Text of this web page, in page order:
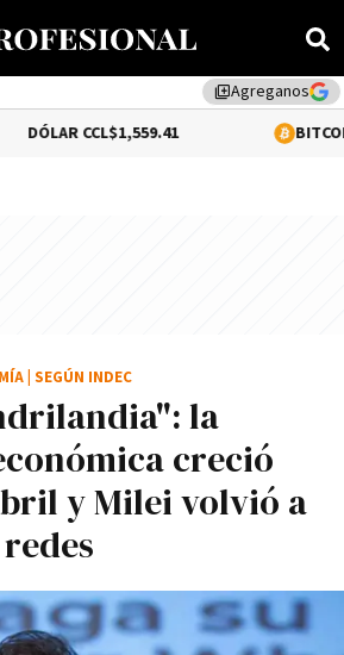
library_addAgreganos
$1,559.41 0.18%
la
creció
y Milei volvió a
SEGÚN INDEC